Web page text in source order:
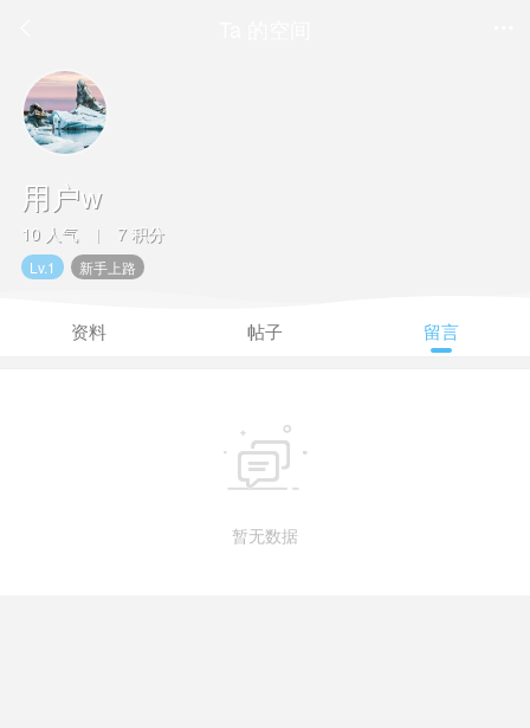
用户w
10 人气 | 7 积分
Lv.1 新手上路
资料 帖子 留言

暂无数据